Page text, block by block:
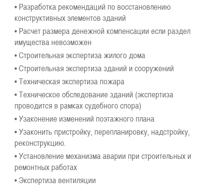
• Разработка рекомендаций по восстановлению
конструктивных элементов зданий
• Расчет размера денежной компенсации если раздел
имущества невозможен
• Строительная экспертиза жилого дома
• Строительная экспертиза зданий и сооружений
• Техническая экспертиза пожара
• Техническое обследование зданий (экспертиза
проводится в рамках судебного спора)
• Узаконение изменений поэтажного плана
• Узаконить пристройку, перепланировку, надстройку,
реконструкцию.
• Установление механизма аварии при строительных и
ремонтных работах
• Экспертиза вентиляции